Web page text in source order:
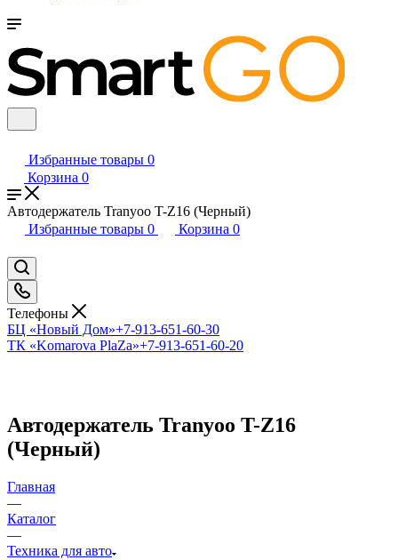
Избранные товары 0
Корзина 0
Автодержатель Tranyoo T-Z16 (Черный)
Избранные товары 0 Корзина 0
Телефоны
БЦ «Новый Дом»+7-913-651-60-30
ТК «Komarova PlaZa»+7-913-651-60-20
Автодержатель Tranyoo T-Z16
(Черный)
Главная
—
Каталог
—
Техника для авто